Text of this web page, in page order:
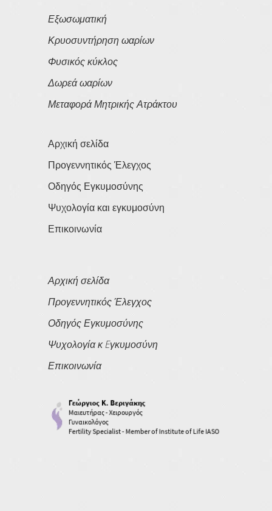
Εξωσωματική
Κρυοσυντήρηση ωαρίων
Φυσικός κύκλος
Δωρεά ωαρίων
Μεταφορά Μητρικής Ατράκτου
Αρχική σελίδα
Προγεννητικός Έλεγχος
Οδηγός Εγκυμοσύνης
Ψυχολογία και εγκυμοσύνη
Επικοινωνία
Αρχική σελίδα
Προγεννητικός Έλεγχος
Οδηγός Εγκυμοσύνης
Ψυχολογία κ Eγκυμοσύνη
Επικοινωνία